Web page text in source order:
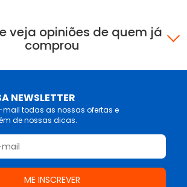
veja opiniões de quem já
comprou
NEWSLETTER
mail todas as nossas ofertas e
de nossas dicas.